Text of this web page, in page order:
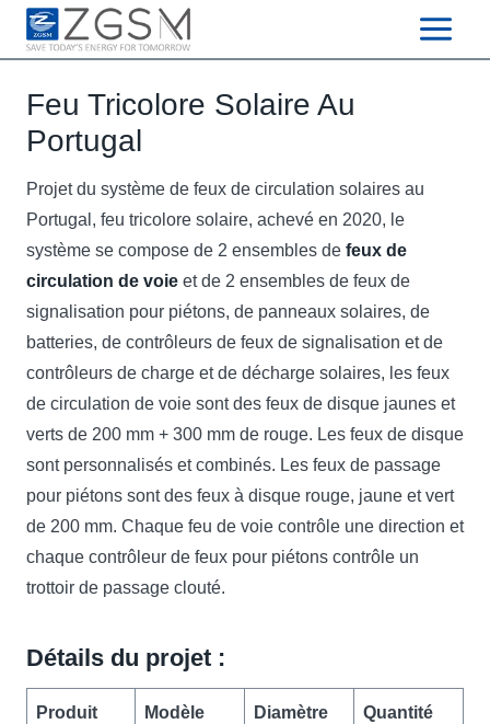
Skip
Feu Tricolore Solaire Au
Portugal
Projet du système de feux de circulation solaires au
Portugal, feu tricolore solaire, achevé en 2020, le
système se compose de 2 ensembles de feux de
circulation de voie et de 2 ensembles de feux de
signalisation pour piétons, de panneaux solaires, de
batteries, de contrôleurs de feux de signalisation et de
contrôleurs de charge et de décharge solaires, les feux
de circulation de voie sont des feux de disque jaunes et
verts de 200 mm + 300 mm de rouge. Les feux de disque
sont personnalisés et combinés. Les feux de passage
pour piétons sont des feux à disque rouge, jaune et vert
de 200 mm. Chaque feu de voie contrôle une direction et
chaque contrôleur de feux pour piétons contrôle un
trottoir de passage clouté.
Détails du projet :
Produit Modèle Diamètre Quantité